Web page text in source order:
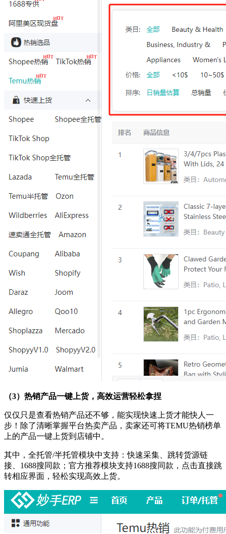
（3）热销产品一键上货，高效运营轻松拿捏
仅仅只是查看热销产品还不够，能实现快速上货才能快人一
步！除了清晰掌握平台热卖产品，卖家还可将TEMU热销榜单
上的产品一键上货到店铺中。
其中，全托管/半托管模块中支持：快速采集、跳转货源链
接、1688搜同款；官方推荐模块支持1688搜同款，点击直接跳
转相应界面，轻松实现高效上货。